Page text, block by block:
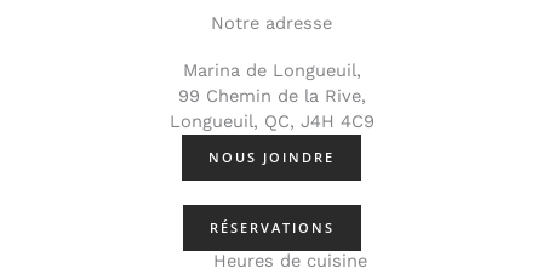
Notre adresse
Marina de Longueuil,
99 Chemin de la Rive,
Longueuil, QC, J4H 4C9
NOUS JOINDRE
RÉSERVATIONS
Heures de cuisine